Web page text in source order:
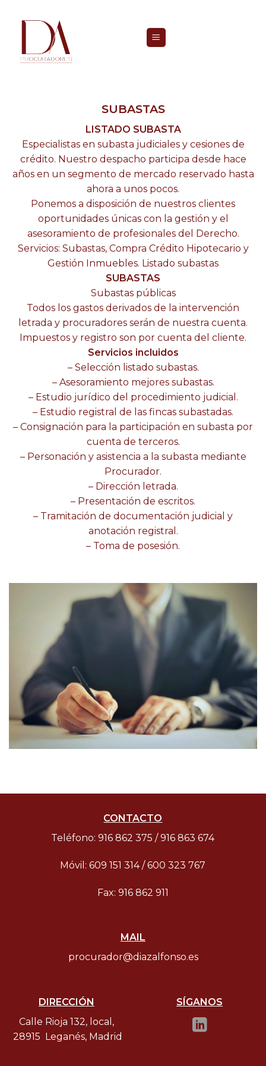
SUBASTAS
LISTADO SUBASTA
Especialistas en subasta judiciales y cesiones de
crédito. Nuestro despacho participa desde hace
años en un segmento de mercado reservado hasta
ahora a unos pocos.
Ponemos a disposición de nuestros clientes
oportunidades únicas con la gestión y el
asesoramiento de profesionales del Derecho.
Servicios: Subastas, Compra Crédito Hipotecario y
Gestión Inmuebles. Listado subastas
SUBASTAS
Subastas públicas
Todos los gastos derivados de la intervención
letrada y procuradores serán de nuestra cuenta.
Impuestos y registro son por cuenta del cliente.
Servicios incluidos
– Selección listado subastas.
– Asesoramiento mejores subastas.
– Estudio jurídico del procedimiento judicial.
– Estudio registral de las fincas subastadas.
– Consignación para la participación en subasta por
cuenta de terceros.
– Personación y asistencia a la subasta mediante
Procurador.
– Dirección letrada.
– Presentación de escritos.
– Tramitación de documentación judicial y
anotación registral.
– Toma de posesión.
CONTACTO
Teléfono: 916 862 375 / 916 863 674
Móvil: 609 151 314 / 600 323 767
Fax: 916 862 911
MAIL
procurador@diazalfonso.es
DIRECCIÓN
Calle Rioja 132, local,
28915 Leganés, Madrid
SÍGANOS